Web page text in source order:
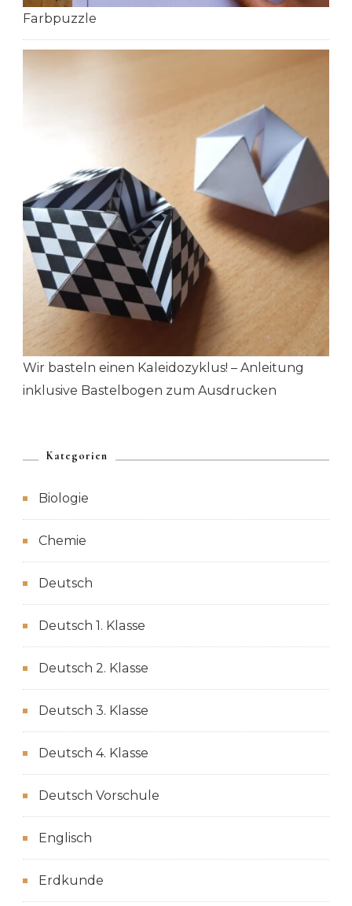
Farbpuzzle
Wir basteln einen Kaleidozyklus! – Anleitung
inklusive Bastelbogen zum Ausdrucken
Kategorien
Biologie
Chemie
Deutsch
Deutsch 1. Klasse
Deutsch 2. Klasse
Deutsch 3. Klasse
Deutsch 4. Klasse
Deutsch Vorschule
Englisch
Erdkunde